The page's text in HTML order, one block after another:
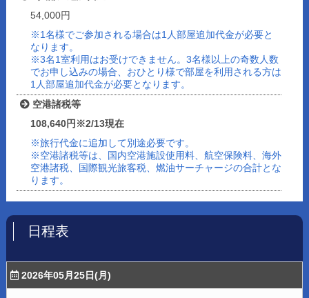
54,000円
※1名様でご参加される場合は1人部屋追加代金が必要と
なります。
※3名1室利用はお受けできません。3名様以上の奇数人数
でお申し込みの場合、おひとり様で部屋を利用される方は
1人部屋追加代金が必要となります。
空港諸税等
108,640円※2/13現在
※旅行代金に追加して別途必要です。
※空港諸税等は、国内空港施設使用料、航空保険料、海外
空港諸税、国際観光旅客税、燃油サーチャージの合計とな
ります。
日程表
2026年05月25日(月)